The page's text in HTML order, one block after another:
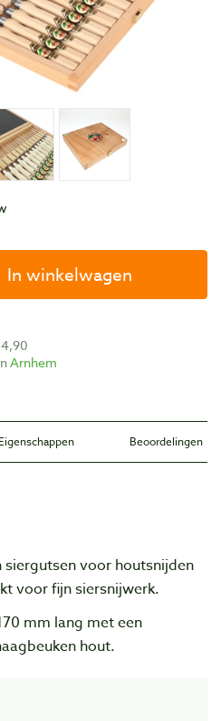
In winkelwagen
4,90
Arnhem
Eigenschappen Beoordelingen
siergutsen voor houtsnijden
voor fijn siersnijwerk.
mm lang met een
hout.